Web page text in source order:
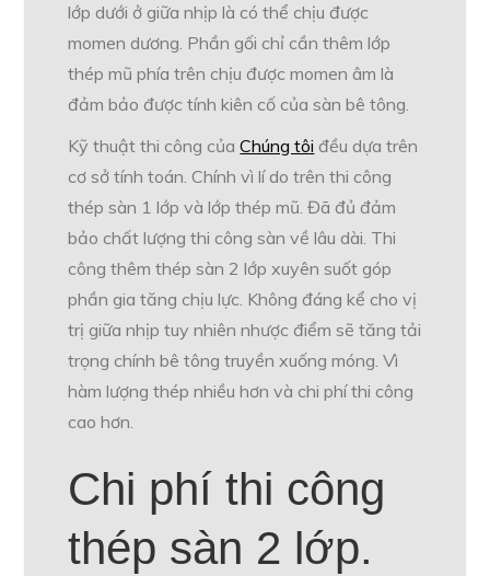
lớp dưới ở giữa nhịp là có thể chịu được
momen dương. Phần gối chỉ cần thêm lớp
thép mũ phía trên chịu được momen âm là
đảm bảo được tính kiên cố của sàn bê tông.
Kỹ thuật thi công củaChúng tôi đều dựa trên
cơ sở tính toán. Chính vì lí do trên thi công
thép sàn 1 lớp và lớp thép mũ. Đã đủ đảm
bảo chất lượng thi công sàn về lâu dài. Thi
công thêm thép sàn 2 lớp xuyên suốt góp
phần gia tăng chịu lực. Không đáng kể cho vị
trị giữa nhịp tuy nhiên nhược điểm sẽ tăng tải
trọng chính bê tông truyền xuống móng. Vì
hàm lượng thép nhiều hơn và chi phí thi công
cao hơn.
Chi phí thi công
thép sàn 2 lớp.